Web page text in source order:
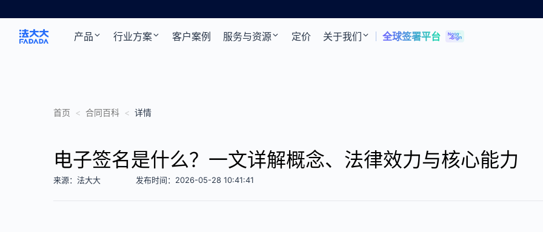
产品 行业方案 客户案例 服务与资源 定价 关于我们 全球签署平台
首页 < 合同百科 < 详情
电子签名是什么？一文详解概念、法律效力与核心能力
来源：法大大 发布时间：2026-05-28 10:41:41